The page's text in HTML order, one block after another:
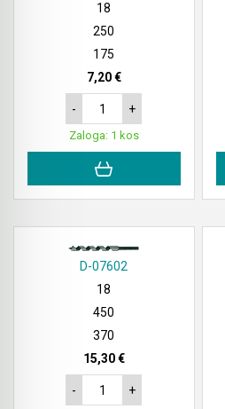
18
250
175
7,20 €
- +
Zaloga: 1 kos
D-07602
18
450
370
15,30 €
- +